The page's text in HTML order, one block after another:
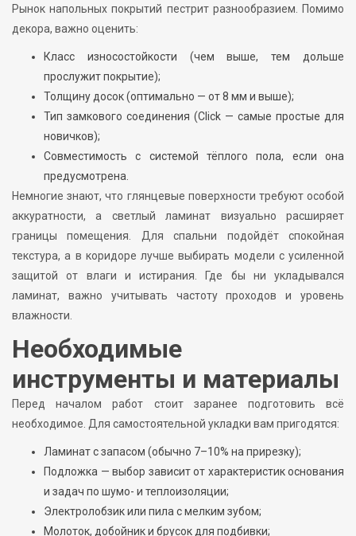
Рынок напольных покрытий пестрит разнообразием. Помимо
декора, важно оценить:
Класс износостойкости (чем выше, тем дольше
прослужит покрытие);
Толщину досок (оптимально — от 8 мм и выше);
Тип замкового соединения (Click — самые простые для
новичков);
Совместимость с системой тёплого пола, если она
предусмотрена.
Немногие знают, что глянцевые поверхности требуют особой
аккуратности, а светлый ламинат визуально расширяет
границы помещения. Для спальни подойдёт спокойная
текстура, а в коридоре лучше выбирать модели с усиленной
защитой от влаги и истирания. Где бы ни укладывался
ламинат, важно учитывать частоту проходов и уровень
влажности.
Необходимые
инструменты и материалы
Перед началом работ стоит заранее подготовить всё
необходимое. Для самостоятельной укладки вам пригодятся:
Ламинат с запасом (обычно 7–10% на прирезку);
Подложка — выбор зависит от характеристик основания
и задач по шумо- и теплоизоляции;
Электролобзик или пила с мелким зубом;
Молоток, добойник и брусок для подбивки;